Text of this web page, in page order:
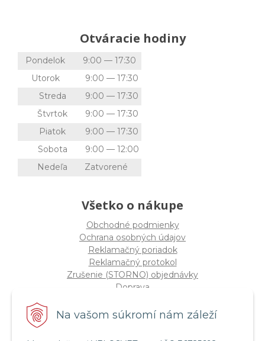
Na vašom súkromí nám záleží
Otváracie hodiny
Pondelok
9:00 — 17:30
Utorok
9:00 — 17:30
Streda
9:00 — 17:30
Štvrtok
9:00 — 17:30
Piatok
9:00 — 17:30
Sobota
9:00 — 12:00
Nedeľa
Zatvorené
Všetko o nákupe
Obchodné podmienky
Ochrana osobných údajov
Reklamačný poriadok
Reklamačný protokol
Zrušenie (STORNO) objednávky
Doprava
Štatút súťaže "Vianoce 2025"